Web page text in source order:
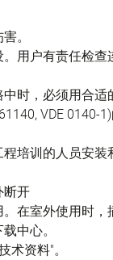
。
用户有责任检
时，必须用合
VDE 0140-
培训的人员安
断开
在室外使用时
中心。
术资料"。